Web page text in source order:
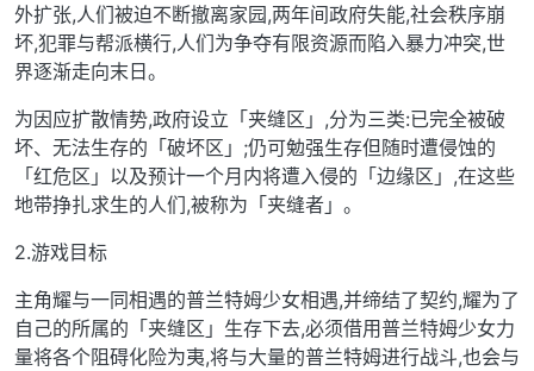
外扩张,人们被迫不断撤离家园,两年间政府失能,社会秩序崩
坏,犯罪与帮派横行,人们为争夺有限资源而陷入暴力冲突,世
界逐渐走向末日。
为因应扩散情势,政府设立「夹缝区」,分为三类:已完全被破
坏、无法生存的「破坏区」;仍可勉强生存但随时遭侵蚀的
「红危区」以及预计一个月内将遭入侵的「边缘区」,在这些
地带挣扎求生的人们,被称为「夹缝者」。
2.游戏目标
主角耀与一同相遇的普兰特姆少女相遇,并缔结了契约,耀为了
自己的所属的「夹缝区」生存下去,必须借用普兰特姆少女力
量将各个阻碍化险为夷,将与大量的普兰特姆进行战斗,也会与